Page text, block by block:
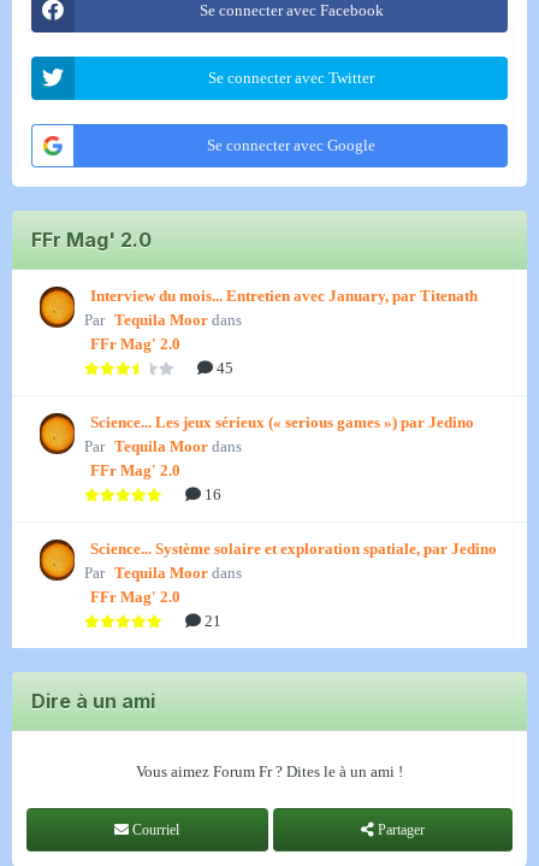
Se connecter avec Facebook
Se connecter avec Twitter
Se connecter avec Google
FFr Mag' 2.0
Interview du mois... Entretien avec January, par Titenath
Par Tequila Moor dans
FFr Mag' 2.0
45
Science... Les jeux sérieux (« serious games ») par Jedino
Par Tequila Moor dans
FFr Mag' 2.0
16
Science... Système solaire et exploration spatiale, par Jedino
Par Tequila Moor dans
FFr Mag' 2.0
21
Dire à un ami
Vous aimez Forum Fr ? Dites le à un ami !
Courriel Partager